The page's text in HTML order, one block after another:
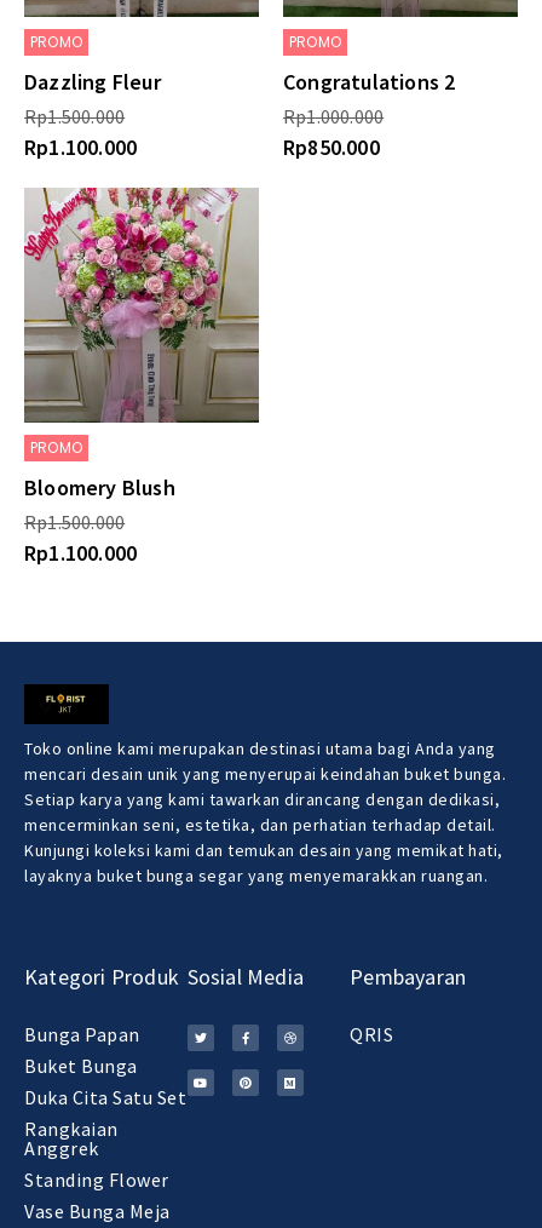
PROMO
Dazzling Fleur
Rp1.500.000
Rp1.100.000
PROMO
Congratulations 2
Rp1.000.000
Rp850.000
PROMO
Bloomery Blush
Rp1.500.000
Rp1.100.000
Toko online kami merupakan destinasi utama bagi Anda yang
mencari desain unik yang menyerupai keindahan buket bunga.
Setiap karya yang kami tawarkan dirancang dengan dedikasi,
mencerminkan seni, estetika, dan perhatian terhadap detail.
Kunjungi koleksi kami dan temukan desain yang memikat hati,
layaknya buket bunga segar yang menyemarakkan ruangan.
Kategori Produk
Bunga Papan
Buket Bunga
Duka Cita Satu Set
Rangkaian
Anggrek
Standing Flower
Vase Bunga Meja
Sosial Media Pembayaran
QRIS